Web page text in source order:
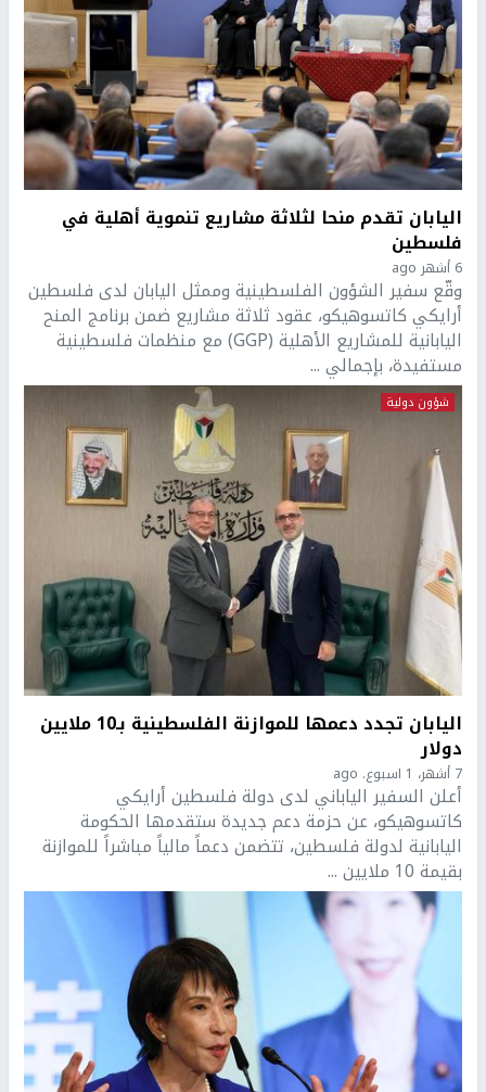
اليابان تقدم منحا لثلاثة مشاريع تنموية أهلية في
فلسطين
6 أشهر ago
وقّع سفير الشؤون الفلسطينية وممثل اليابان لدى فلسطين
أرايكي كاتسوهيكو، عقود ثلاثة مشاريع ضمن برنامج المنح
اليابانية للمشاريع الأهلية (GGP) مع منظمات فلسطينية
مستفيدة، بإجمالي ...
شؤون دولية
اليابان تجدد دعمها للموازنة الفلسطينية بـ10 ملايين
دولار
7 أشهر، 1 اسبوع. ago
أعلن السفير الياباني لدى دولة فلسطين أرايكي
كاتسوهيكو، عن حزمة دعم جديدة ستقدمها الحكومة
اليابانية لدولة فلسطين، تتضمن دعماً مالياً مباشراً للموازنة
بقيمة 10 ملايين ...